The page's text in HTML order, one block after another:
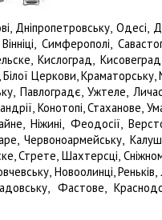
Одесі,
Симферополі,
Кислоград,
Церкови, Краматорську,
Павлоградє, Ужтеле,
Конотопі, Стаханове,
Ніжині, Феодосії,
Червоноармейську,
Стрете, Шахтерсці,
Новоолинці,
Фастове,